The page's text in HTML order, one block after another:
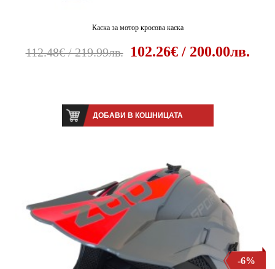
Каска за мотор кросова каска
112.48€ / 219.99лв. 102.26€ / 200.00лв.
ДОБАВИ В КОШНИЦАТА
-6%